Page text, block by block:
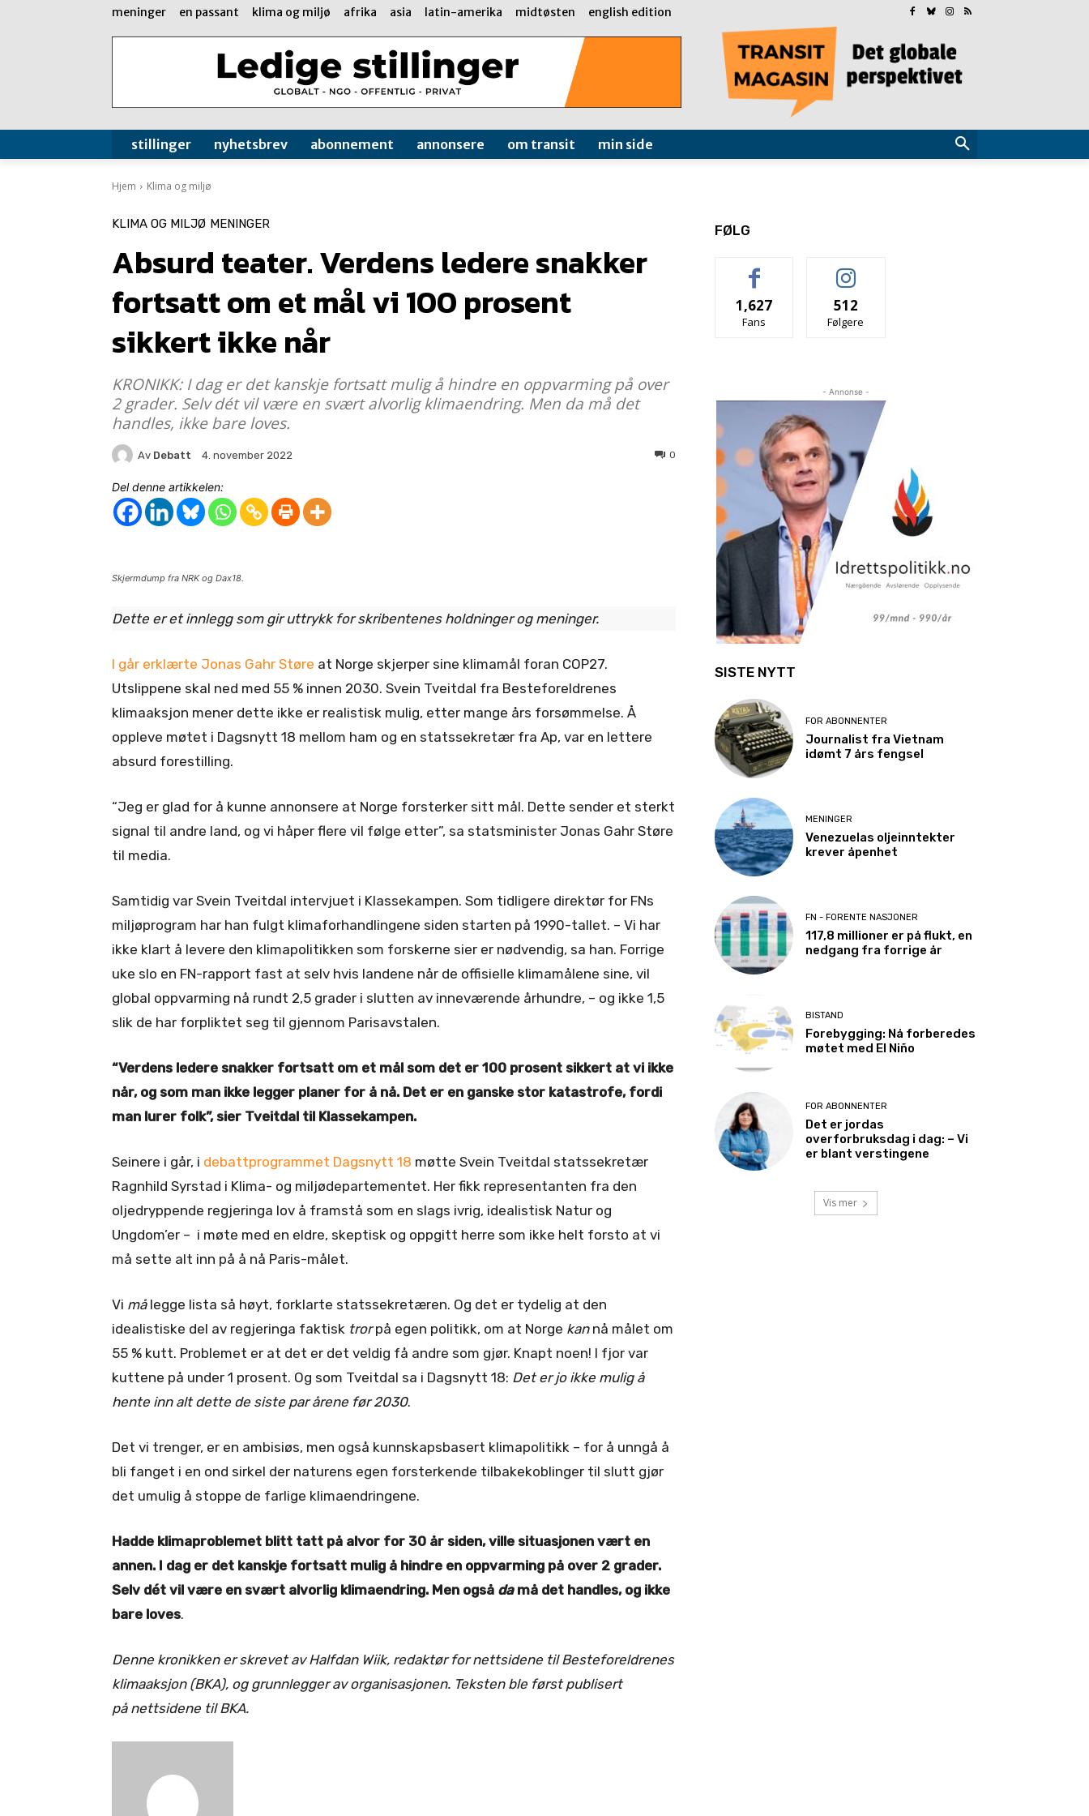
meninger en passant klima og miljø afrika asia latin-amerika midtøsten english edition
stillinger nyhetsbrev abonnement annonsere om transit min side
Hjem Klima og miljø
KLIMA OG MILJØ MENINGER
Absurd teater. Verdens ledere snakker
fortsatt om et mål vi 100 prosent
sikkert ikke når
KRONIKK: I dag er det kanskje fortsatt mulig å hindre en oppvarming på over
2 grader. Selv dét vil være en svært alvorlig klimaendring. Men da må det
handles, ikke bare loves.
Av Debatt 4. november 2022 0
Del denne artikkelen:
Skjermdump fra NRK og Dax18.
Dette er et innlegg som gir uttrykk for skribentenes holdninger og meninger.
I går erklærte Jonas Gahr Støre at Norge skjerper sine klimamål foran COP27.
Utslippene skal ned med 55 % innen 2030. Svein Tveitdal fra Besteforeldrenes
klimaaksjon mener dette ikke er realistisk mulig, etter mange års forsømmelse. Å
oppleve møtet i Dagsnytt 18 mellom ham og en statssekretær fra Ap, var en lettere
absurd forestilling.
“Jeg er glad for å kunne annonsere at Norge forsterker sitt mål. Dette sender et sterkt
signal til andre land, og vi håper flere vil følge etter”, sa statsminister Jonas Gahr Støre
til media.
Samtidig var Svein Tveitdal intervjuet i Klassekampen. Som tidligere direktør for FNs
miljøprogram har han fulgt klimaforhandlingene siden starten på 1990-tallet. – Vi har
ikke klart å levere den klimapolitikken som forskerne sier er nødvendig, sa han. Forrige
uke slo en FN-rapport fast at selv hvis landene når de offisielle klimamålene sine, vil
global oppvarming nå rundt 2,5 grader i slutten av inneværende århundre, – og ikke 1,5
slik de har forpliktet seg til gjennom Parisavstalen.
“Verdens ledere snakker fortsatt om et mål som det er 100 prosent sikkert at vi ikke
når, og som man ikke legger planer for å nå. Det er en ganske stor katastrofe, fordi
man lurer folk”, sier Tveitdal til Klassekampen.
Seinere i går, i debattprogrammet Dagsnytt 18 møtte Svein Tveitdal statssekretær
Ragnhild Syrstad i Klima- og miljødepartementet. Her fikk representanten fra den
oljedryppende regjeringa lov å framstå som en slags ivrig, idealistisk Natur og
Ungdom’er – i møte med en eldre, skeptisk og oppgitt herre som ikke helt forsto at vi
må sette alt inn på å nå Paris-målet.
Vi målegge lista så høyt, forklarte statssekretæren. Og det er tydelig at den
idealistiske del av regjeringa faktisk trorpå egen politikk, om at Norge kannå målet om
55 % kutt. Problemet er at det er det veldig få andre som gjør. Knapt noen! I fjor var
kuttene på under 1 prosent. Og som Tveitdal sa i Dagsnytt 18: Det er jo ikke mulig å
hente inn alt dette de siste par årene før 2030.
Det vi trenger, er en ambisiøs, men også kunnskapsbasert klimapolitikk – for å unngå å
bli fanget i en ond sirkel der naturens egen forsterkende tilbakekoblinger til slutt gjør
det umulig å stoppe de farlige klimaendringene.
Hadde klimaproblemet blitt tatt på alvor for 30 år siden, ville situasjonen vært en
annen. I dag er det kanskje fortsatt mulig å hindre en oppvarming på over 2 grader.
Selv dét vil være en svært alvorlig klimaendring. Men også damå det handles, og ikke
bare loves.
Denne kronikken er skrevet av Halfdan Wiik, redaktør for nettsidene til Besteforeldrenes
klimaaksjon (BKA), og grunnlegger av organisasjonen. Teksten ble først publisert
på nettsidene til BKA.
FØLG
1,627
Fans
512
Følgere
- Annonse -
SISTE NYTT
FOR ABONNENTER
Journalist fra Vietnam
idømt 7 års fengsel
MENINGER
Venezuelas oljeinntekter
krever åpenhet
FN - FORENTE NASJONER
117,8 millioner er på flukt, en
nedgang fra forrige år
BISTAND
Forebygging: Nå forberedes
møtet med El Niño
FOR ABONNENTER
Det er jordas
overforbruksdag i dag: – Vi
er blant verstingene
Vis mer